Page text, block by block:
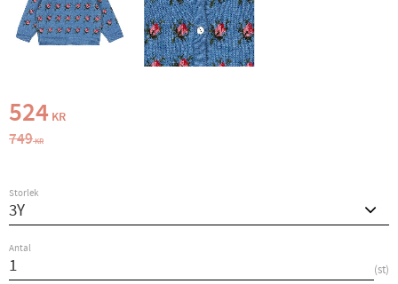
Nedsatt pris:
524 KR
Ordinarie pris:
749KR
Storlek
Antal
st